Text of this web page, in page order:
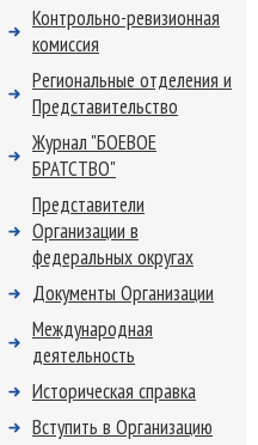
Контрольно-ревизионная
комиссия
Региональные отделения и
Представительство
Журнал "БОЕВОЕ
БРАТСТВО"
Представители
Организации в
федеральных округах
Документы Организации
Международная
деятельность
Историческая справка
Вступить в Организацию